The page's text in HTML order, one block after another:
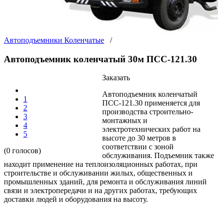
Автоподъемники Коленчатые /
Автоподъемник коленчатый 30м ПСС-121.30
1
2
3
4
5
(0 голосов)
Заказать
Автоподъемник коленчатый
ПСС-121.30 применяется для
производства строительно-
монтажных и
электротехнических работ на
высоте до 30 метров в
соответствии с зоной
обслуживания. Подъемник также
находит применение на теплоизоляционных работах, при
строительстве и обслуживании жилых, общественных и
промышленных зданий, для ремонта и обслуживания линий
связи и электропередачи и на других работах, требующих
доставки людей и оборудования на высоту.